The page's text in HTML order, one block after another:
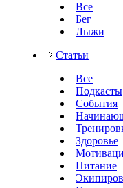
Все
Бег
Лыжи
Статьи
Все
Подкасты
События
Здоровье
Питание